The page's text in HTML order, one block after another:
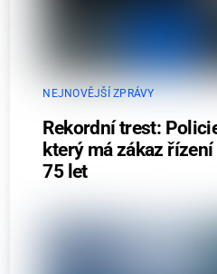
NEJNOVĚJŠÍ ZPRÁVY
Rekordní trest:
který má zákaz
75 let